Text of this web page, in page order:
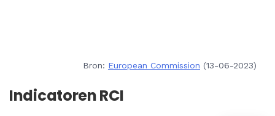
Bron: European Commission (13-06-2023)
Indicatoren RCI